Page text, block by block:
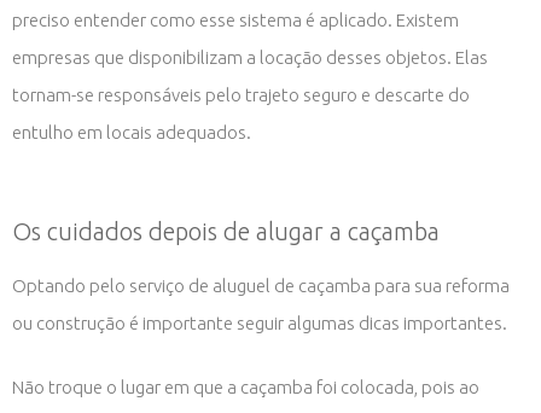
preciso entender como esse sistema é aplicado. Existem
empresas que disponibilizam a locação desses objetos. Elas
tornam-se responsáveis pelo trajeto seguro e descarte do
entulho em locais adequados.
Os cuidados depois de alugar a caçamba
Optando pelo serviço de aluguel de caçamba para sua reforma
ou construção é importante seguir algumas dicas importantes.
Não troque o lugar em que a caçamba foi colocada, pois ao